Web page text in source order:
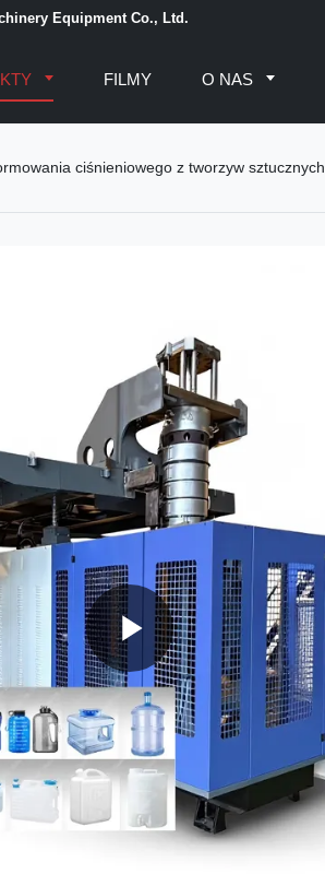
Equipment Co., Ltd.
FILMY O NAS
ciśnieniowego z tworzyw sztucznych